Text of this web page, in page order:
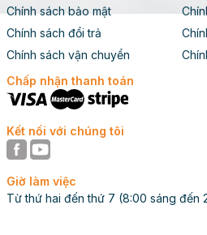
Chính sách bảo mật
Chính sách đổi trả
Chính sách vận chuyển
Chấp nhận thanh toán
Kết nối với chúng tôi
Giờ làm việc
Từ thứ hai đến thứ 7 (8:00 sáng đến